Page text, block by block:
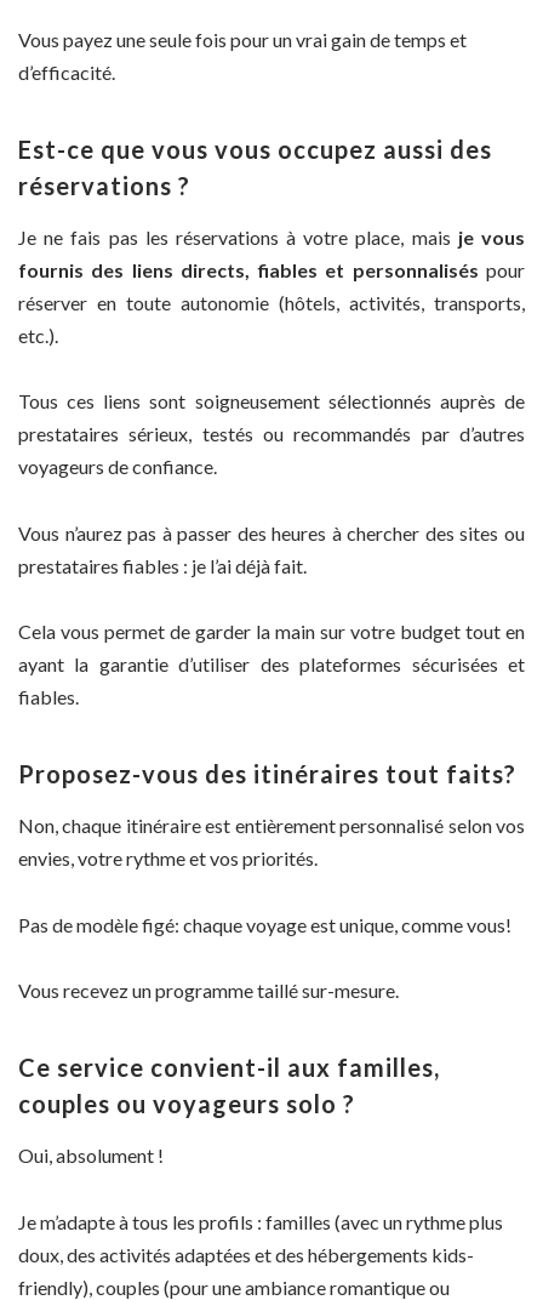
Vous payez une seule fois pour un vrai gain de temps et
d’efficacité.
Est-ce que vous vous occupez aussi des
réservations ?
Je ne fais pas les réservations à votre place, mais je vous
fournis des liens directs, fiables et personnalisés pour
réserver en toute autonomie (hôtels, activités, transports,
etc.).
Tous ces liens sont soigneusement sélectionnés auprès de
prestataires sérieux, testés ou recommandés par d’autres
voyageurs de confiance.
Vous n’aurez pas à passer des heures à chercher des sites ou
prestataires fiables : je l’ai déjà fait.
Cela vous permet de garder la main sur votre budget tout en
ayant la garantie d’utiliser des plateformes sécurisées et
fiables.
Proposez-vous des itinéraires tout faits?
Non, chaque itinéraire est entièrement personnalisé selon vos
envies, votre rythme et vos priorités.
Pas de modèle figé: chaque voyage est unique, comme vous!
Vous recevez un programme taillé sur-mesure.
Ce service convient-il aux familles,
couples ou voyageurs solo ?
Oui, absolument !
Je m’adapte à tous les profils : familles (avec un rythme plus
doux, des activités adaptées et des hébergements kids-
friendly), couples (pour une ambiance romantique ou